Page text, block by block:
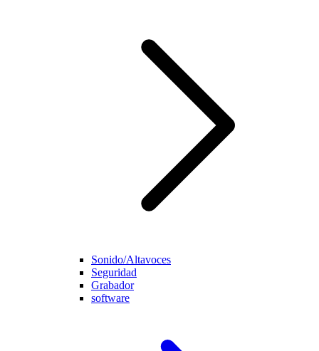
Sonido/Altavoces
Seguridad
Grabador
software